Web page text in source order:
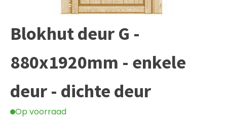
Blokhut deur G -
880x1920mm - enkele
deur - dichte deur
Op voorraad